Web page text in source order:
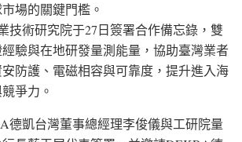
場的關鍵門檻。
技術研究院于27日簽署合作備忘錄，雙
驗與在地研發量測能量，協助臺灣業者
防護、電磁相容與可靠度，提升進入海
爭力。
德凱台灣董事總經理李俊儀與工研院量